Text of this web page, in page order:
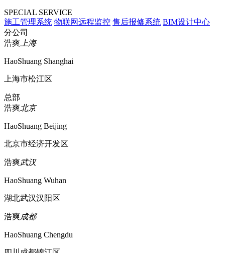
SPECIAL SERVICE
施工管理系统 物联网远程监控 售后报修系统 BIM设计中心
分公司
浩爽上海
HaoShuang Shanghai
上海市松江区
总部
浩爽北京
HaoShuang Beijing
北京市经济开发区
浩爽武汉
HaoShuang Wuhan
湖北武汉汉阳区
浩爽成都
HaoShuang Chengdu